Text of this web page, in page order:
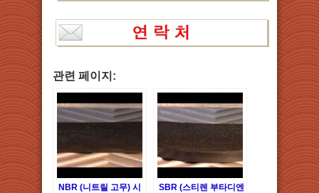
관련 페이지:
NBR (니트릴 고무) 시
SBR (스티렌 부타디엔